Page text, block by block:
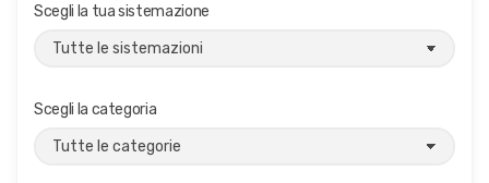
Scegli la tua sistemazione
Scegli la categoria